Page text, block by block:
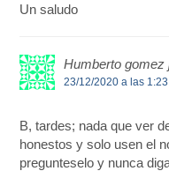
Un saludo
Humberto gomez
23/12/2020 a las
B, tardes; nada que ver
honestos y solo usen el
pregunteselo y nunca